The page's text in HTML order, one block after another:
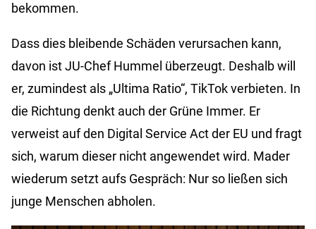
bekommen.
Dass dies bleibende Schäden verursachen kann,
davon ist JU-Chef Hummel überzeugt. Deshalb will
er, zumindest als „Ultima Ratio“, TikTok verbieten. In
die Richtung denkt auch der Grüne Immer. Er
verweist auf den Digital Service Act der EU und fragt
sich, warum dieser nicht angewendet wird. Mader
wiederum setzt aufs Gespräch: Nur so ließen sich
junge Menschen abholen.